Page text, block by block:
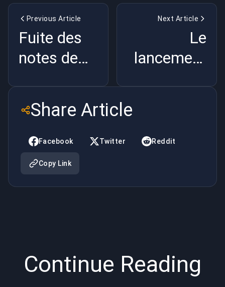
Previous Article
Fuite des
notes de
saison 9
d'Overwatch
2 :
Changements
Next Article
Le
lancement
plongée en
Share Article
Facebook Twitter Reddit
Copy Link
Continue Reading